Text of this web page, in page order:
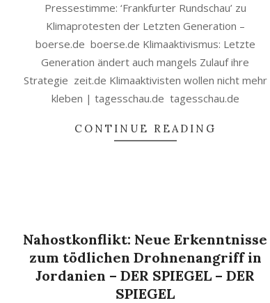
Pressestimme: ‘Frankfurter Rundschau’ zu
Klimaprotesten der Letzten Generation –
boerse.de boerse.de Klimaaktivismus: Letzte
Generation ändert auch mangels Zulauf ihre
Strategie zeit.de Klimaaktivisten wollen nicht mehr
kleben | tagesschau.de tagesschau.de
CONTINUE READING
Nahostkonflikt: Neue Erkenntnisse
zum tödlichen Drohnenangriff in
Jordanien – DER SPIEGEL – DER
SPIEGEL